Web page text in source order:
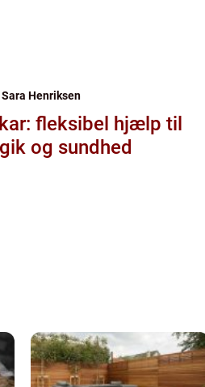
Sara Henriksen
fleksibel hjælp til
og sundhed